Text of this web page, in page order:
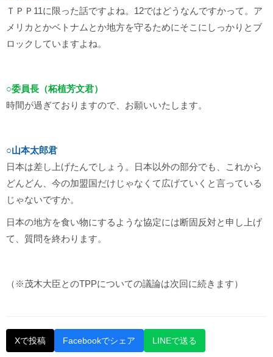
ＴＰＰ11に限った話ですよね。12ではどうなんですかって。ア
メリカとかベトナムとか地方を守るためにそこにしっかりとブ
ロックしていますよね。
○委員長（柘植芳文君）
時間が過ぎておりますので、お願いいたします。
○山本太郎君
日本は差し上げたんでしょう。日本以外の部分でも、これから
どんどん、今の加盟国だけじゃなくて広げていくと言っている
じゃないですか。
日本の地方を食い物にするような協定には断固反対と申し上げ
て、質問を終わります。
（※茂木大臣とのTPPについての議論は次回に続きます）
Xで投稿 Facebookでシェア LINEで送る